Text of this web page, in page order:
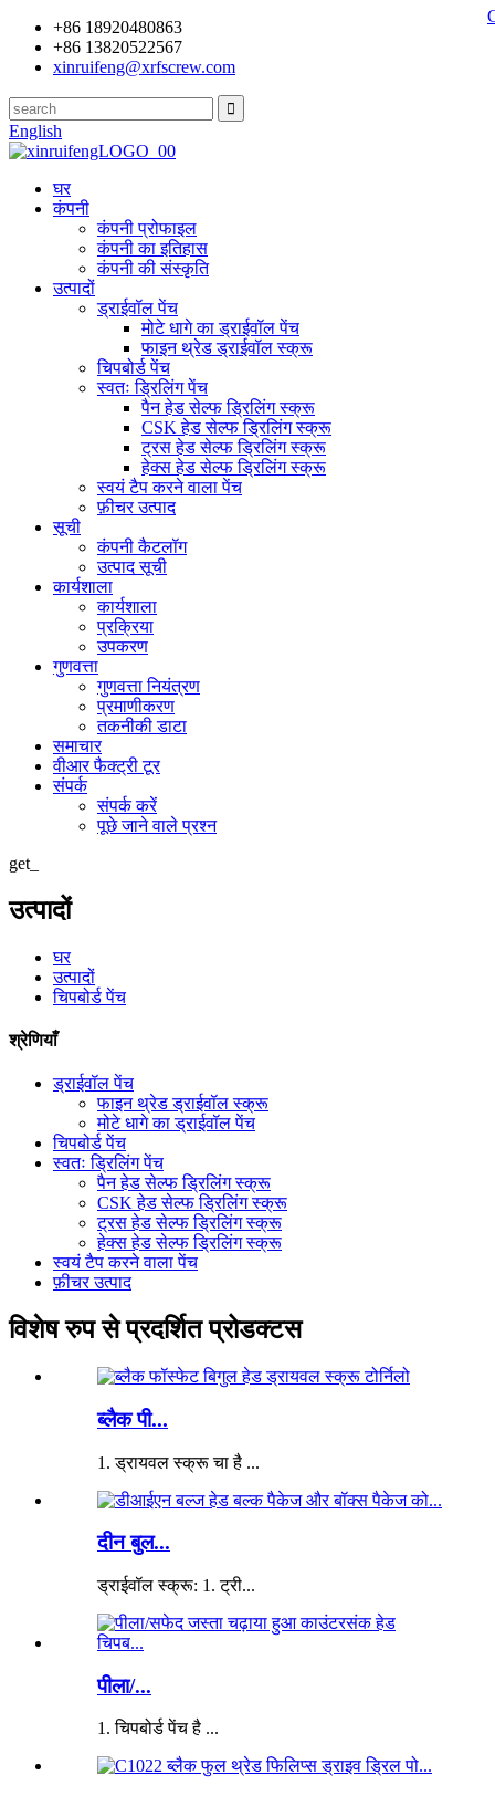
+86 18920480863
+86 13820522567
xinruifeng@xrfscrew.com
English
घर
कंपनी
कंपनी प्रोफाइल
कंपनी का इतिहास
कंपनी की संस्कृति
उत्पादों
ड्राईवॉल पेंच
मोटे धागे का ड्राईवॉल पेंच
फाइन थ्रेड ड्राईवॉल स्क्रू
चिपबोर्ड पेंच
स्वतः ड्रिलिंग पेंच
पैन हेड सेल्फ ड्रिलिंग स्क्रू
CSK हेड सेल्फ ड्रिलिंग स्क्रू
ट्रस हेड सेल्फ ड्रिलिंग स्क्रू
हेक्स हेड सेल्फ ड्रिलिंग स्क्रू
स्वयं टैप करने वाला पेंच
फ़ीचर उत्पाद
सूची
कंपनी कैटलॉग
उत्पाद सूची
कार्यशाला
कार्यशाला
प्रक्रिया
उपकरण
गुणवत्ता
गुणवत्ता नियंत्रण
प्रमाणीकरण
तकनीकी डाटा
समाचार
वीआर फैक्ट्री टूर
संपर्क
संपर्क करें
पूछे जाने वाले प्रश्न
get_
उत्पादों
घर
उत्पादों
चिपबोर्ड पेंच
श्रेणियाँ
ड्राईवॉल पेंच
फाइन थ्रेड ड्राईवॉल स्क्रू
मोटे धागे का ड्राईवॉल पेंच
चिपबोर्ड पेंच
स्वतः ड्रिलिंग पेंच
पैन हेड सेल्फ ड्रिलिंग स्क्रू
CSK हेड सेल्फ ड्रिलिंग स्क्रू
ट्रस हेड सेल्फ ड्रिलिंग स्क्रू
हेक्स हेड सेल्फ ड्रिलिंग स्क्रू
स्वयं टैप करने वाला पेंच
फ़ीचर उत्पाद
विशेष रुप से प्रदर्शित प्रोडक्टस
ब्लैक पी...
1. ड्रायवल स्क्रू चा है ...
दीन बुल...
ड्राईवॉल स्क्रू: 1. ट्री...
पीला/...
1. चिपबोर्ड पेंच है ...